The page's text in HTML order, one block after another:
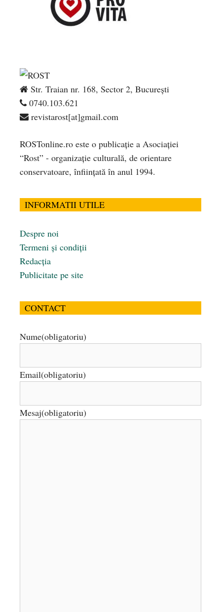
Str. Traian nr. 168, Sector 2, București
0740.103.621
revistarost[at]gmail.com
ROSTonline.ro este o publicaţie a Asociaţiei
“Rost” - organizaţie culturală, de orientare
conservatoare, înfiinţată în anul 1994.
INFORMATII UTILE
Despre noi
Termeni și condiții
Redacția
Publicitate pe site
CONTACT
Nume(obligatoriu)
Email(obligatoriu)
Mesaj(obligatoriu)